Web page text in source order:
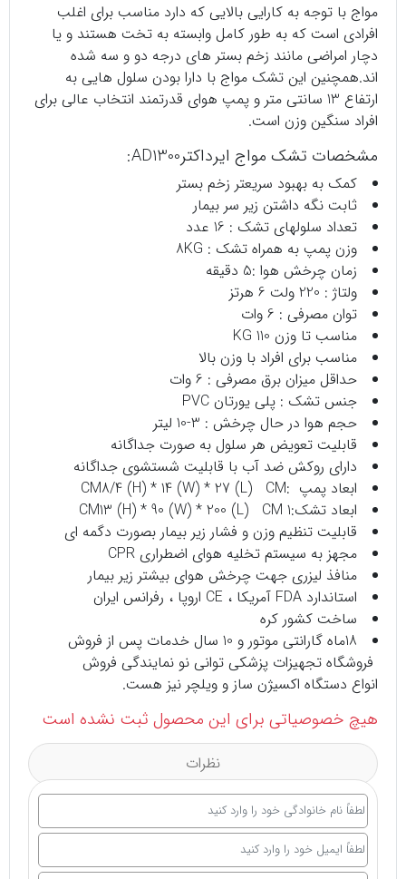
مواج با توجه به کارایی بالایی که دارد مناسب برای اغلب
افرادی است که به طور کامل وابسته به تخت هستند و یا
دچار امراضی مانند زخم بستر های درجه دو و سه شده
اند.همچنین این تشک مواج با دارا بودن سلول هایی به
ارتفاع 13 سانتی متر و پمپ هوای قدرتمند انتخاب عالی برای
افراد سنگین وزن است.
مشخصات تشک مواج ایرداکترAD1300:
کمک به بهبود سریعتر زخم بستر
ثابت نگه داشتن زیر سر بیمار
تعداد سلولهای تشک : 16 عدد
وزن پمپ به همراه تشک : 8KG
زمان چرخش هوا :5 دقیقه
ولتاژ : 220 ولت 6 هرتز
توان مصرفی : 6 وات
مناسب تا وزن 110 KG
مناسب برای افراد با وزن بالا
حداقل میزان برق مصرفی : 6 وات
جنس تشک : پلی یورتان PVC
حجم هوا در حال چرخش : 3-10 لیتر
قابلیت تعویض هر سلول به صورت جداگانه
دارای روکش ضد آب با قابلیت شستشوی جداگانه
ابعاد پمپ :CM8/4 (H) * 14 (W) * 27 (L) CM
ابعاد تشک:1 CM13 (H) * 90 (W) * 200 (L) CM
قابلیت تنظیم وزن و فشار زیر بیمار بصورت دگمه ای
مجهز به سیستم تخلیه هوای اضطراری CPR
منافذ لیزری جهت چرخش هوای بیشتر زیر بیمار
استاندارد FDA آمریکا ، CE اروپا ، رفرانس ایران
ساخت کشور کره
18ماه گارانتی موتور و 10 سال خدمات پس از فروش
فروشگاه تجهیزات پزشکی توانی نو نمایندگی فروش
انواع دستگاه اکسیژن ساز و ویلچر نیز هست.
هیچ خصوصیاتی برای این محصول ثبت نشده است
نظرات